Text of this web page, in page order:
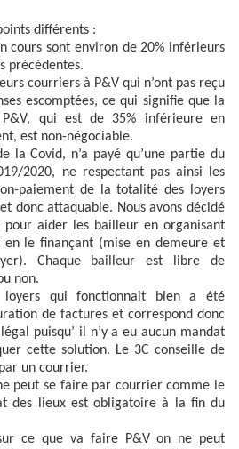
différents :
cours sont environ de 20% inférieurs
précédentes.
courriers à P&V qui n’ont pas reçu
escomptées, ce qui signifie que la
qui est de 35% inférieure en
est non-négociable.
la Covid, n’a payé qu’une partie du
2020, ne respectant pas ainsi les
paiement de la totalité des loyers
donc attaquable. Nous avons décidé
aider les bailleur en organisant
le finançant (mise en demeure et
Chaque bailleur est libre de
non.
qui fonctionnait bien a été
de factures et correspond donc
puisqu’ il n’y a eu aucun mandat
cette solution. Le 3C conseille de
un courrier.
peut se faire par courrier comme le
des lieux est obligatoire à la fin du
ce que va faire P&V on ne peut